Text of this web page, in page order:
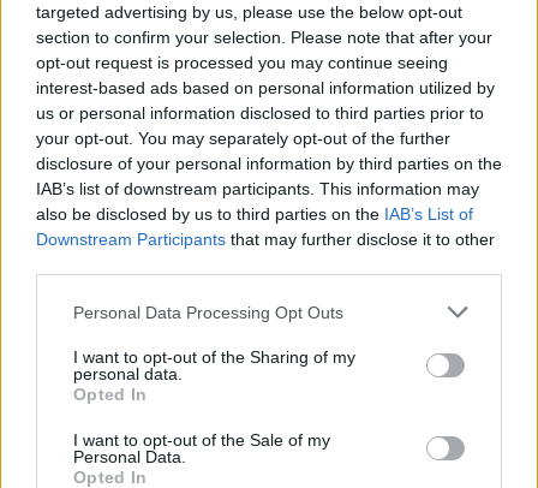
targeted advertising by us, please use the below opt-out
section to confirm your selection. Please note that after your
opt-out request is processed you may continue seeing
interest-based ads based on personal information utilized by
us or personal information disclosed to third parties prior to
your opt-out. You may separately opt-out of the further
disclosure of your personal information by third parties on the
IAB’s list of downstream participants. This information may
also be disclosed by us to third parties on the IAB’s List of
Downstream Participants that may further disclose it to other
Please note that this website/app uses one or more Google
not limited to your visit or usage behaviour. You may click to
grant or deny consent to Google and its third-party tags to
use your data for below specified purposes in below Google
consent section.
Personal Data Processing Opt Outs
I want to opt-out of the Sharing of my
personal data.
Opted In
I want to opt-out of the Sale of my
Personal Data.
Opted In
χρόνος που μεσολάβησε έως ότου γίνουν οι πρώτες ρίψεις
από εναέρια μέσα.
Ερώτημα πέμπτο:Υπήρξε ενημέρωση, πέρα από τα
μηνύματα του 112, από τις αρμόδιες αρχές, εν προκειμένω
από την Αστυνομία, προς την άτυχη οικογένεια για τη
σοβαρότητα της κατάστασης και για την ανάγκη να
απομακρυνθούν αμέσως από το σπίτι τους. Εάν υπήρξε
τέτοια ενημέρωση και τα θύματα αρνήθηκαν να
συμμορφωθούν, δεν θα έπρεπε να απομακρυνθούν, έστω και
χωρίς τη θέλησή τους;
Ερώτημα έκτο και τελευταίο: Πώς βρέθηκε μια κατοικία,
Τηρήθηκε η νομιμότητα;